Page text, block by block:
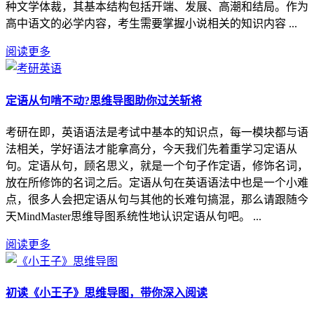
种文学体裁，其基本结构包括开端、发展、高潮和结局。作为
高中语文的必学内容，考生需要掌握小说相关的知识内容 ...
阅读更多
定语从句啃不动?思维导图助你过关斩将
考研在即，英语语法是考试中基本的知识点，每一模块都与语
法相关，学好语法才能拿高分，今天我们先着重学习定语从
句。定语从句，顾名思义，就是一个句子作定语，修饰名词，
放在所修饰的名词之后。定语从句在英语语法中也是一个小难
点，很多人会把定语从句与其他的长难句搞混，那么请跟随今
天MindMaster思维导图系统性地认识定语从句吧。 ...
阅读更多
初读《小王子》思维导图，带你深入阅读